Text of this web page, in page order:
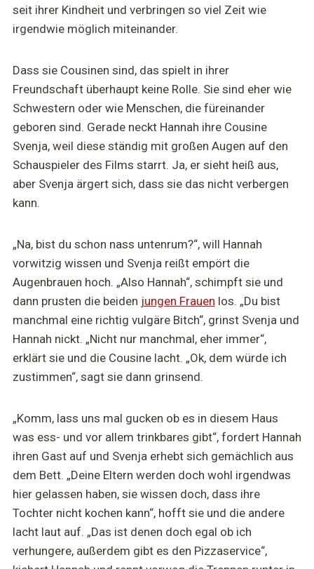
seit ihrer Kindheit und verbringen so viel Zeit wie
irgendwie möglich miteinander.
Dass sie Cousinen sind, das spielt in ihrer
Freundschaft überhaupt keine Rolle. Sie sind eher wie
Schwestern oder wie Menschen, die füreinander
geboren sind. Gerade neckt Hannah ihre Cousine
Svenja, weil diese ständig mit großen Augen auf den
Schauspieler des Films starrt. Ja, er sieht heiß aus,
aber Svenja ärgert sich, dass sie das nicht verbergen
kann.
„Na, bist du schon nass untenrum?“, will Hannah
vorwitzig wissen und Svenja reißt empört die
Augenbrauen hoch. „Also Hannah“, schimpft sie und
dann prusten die beiden jungen Frauen los. „Du bist
manchmal eine richtig vulgäre Bitch“, grinst Svenja und
Hannah nickt. „Nicht nur manchmal, eher immer“,
erklärt sie und die Cousine lacht. „Ok, dem würde ich
zustimmen“, sagt sie dann grinsend.
„Komm, lass uns mal gucken ob es in diesem Haus
was ess- und vor allem trinkbares gibt“, fordert Hannah
ihren Gast auf und Svenja erhebt sich gemächlich aus
dem Bett. „Deine Eltern werden doch wohl irgendwas
hier gelassen haben, sie wissen doch, dass ihre
Tochter nicht kochen kann“, hofft sie und die andere
lacht laut auf. „Das ist denen doch egal ob ich
verhungere, außerdem gibt es den Pizzaservice“,